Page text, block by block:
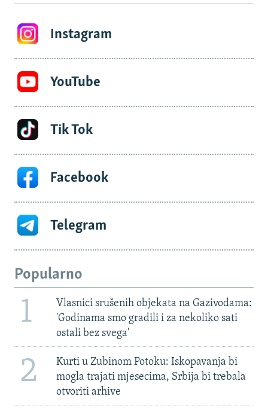
Instagram
YouTube
Tik Tok
Facebook
Telegram
Popularno
1
Vlasnici srušenih objekata na Gazivodama:
'Godinama smo gradili i za nekoliko sati
ostali bez svega'
2
Kurti u Zubinom Potoku: Iskopavanja bi
mogla trajati mjesecima, Srbija bi trebala
otvoriti arhive